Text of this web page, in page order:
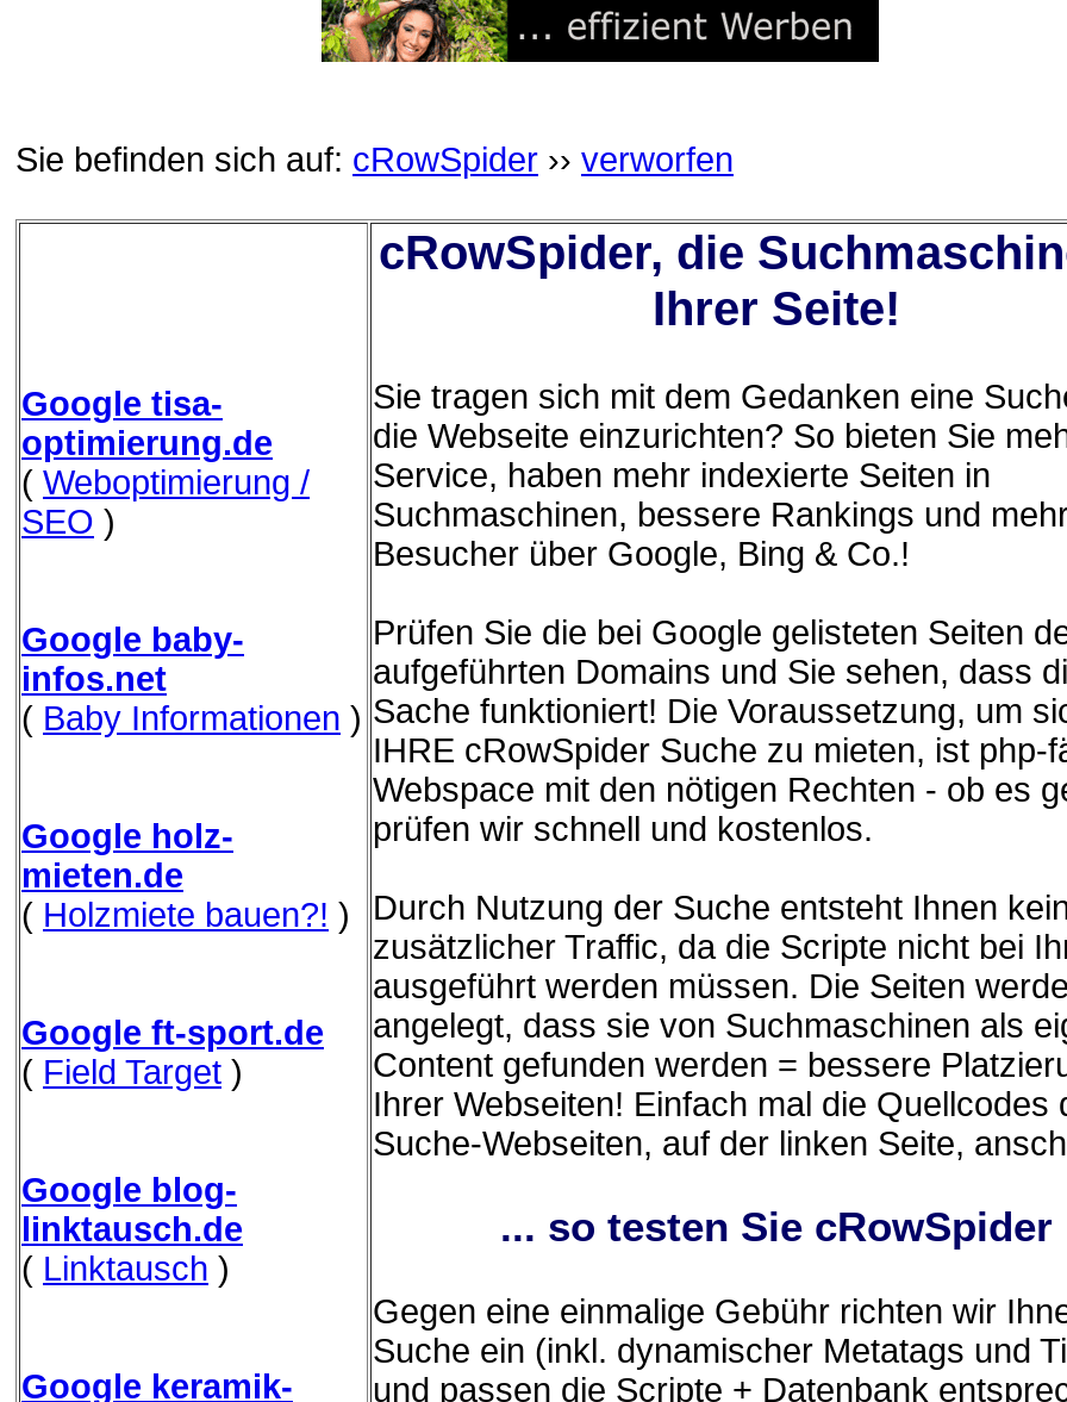
Sie befinden sich auf: cRowSpider ›› verworfen
Google tisa-
optimierung.de
( Weboptimierung /
SEO )
Google baby-
infos.net
( Baby Informationen )
Google holz-
mieten.de
( Holzmiete bauen?! )
Google ft-sport.de
( Field Target )
Google blog-
linktausch.de
( Linktausch )
Google keramik-
cRowSpider, die
Ihrer Seite!
Sie tragen sich mit dem Gedanken eine
die Webseite einzurichten? So bieten Sie
Service, haben mehr indexierte Seiten in
Suchmaschinen, bessere Rankings und
Besucher über Google, Bing & Co.!
Prüfen Sie die bei Google gelisteten Seiten
aufgeführten Domains und Sie sehen, dass
Sache funktioniert! Die Voraussetzung, um
IHRE cRowSpider Suche zu mieten, ist php-
Webspace mit den nötigen Rechten - ob es
prüfen wir schnell und kostenlos.
Durch Nutzung der Suche entsteht Ihnen
zusätzlicher Traffic, da die Scripte nicht bei
ausgeführt werden müssen. Die Seiten
angelegt, dass sie von Suchmaschinen als
Content gefunden werden = bessere
Ihrer Webseiten! Einfach mal die Quellcodes
Suche-Webseiten, auf der linken Seite,
... so testen Sie cRowSpider
Gegen eine einmalige Gebühr richten wir
Suche ein (inkl. dynamischer Metatags und
und passen die Scripte + Datenbank